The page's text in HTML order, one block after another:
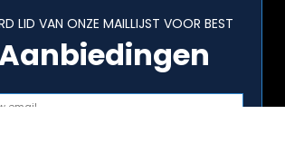
LID VAN ONZE MAILLIJST VOOR BEST